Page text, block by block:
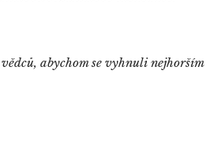
abychom se vyhnuli nejhorším